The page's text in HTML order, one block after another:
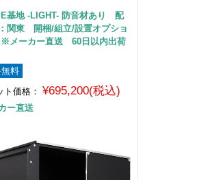
基地 -LIGHT- 防音材あり 配
関東 開梱/組立/設置オプショ
※メーカー直送 60日以内出荷
料
ト価格：
¥695,200(税込)
ー直送